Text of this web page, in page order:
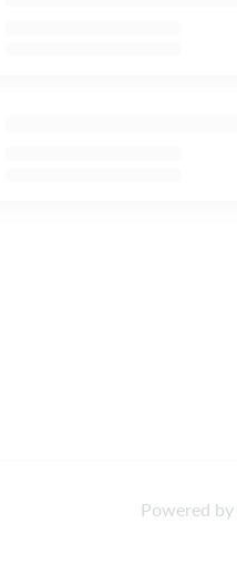
Powered